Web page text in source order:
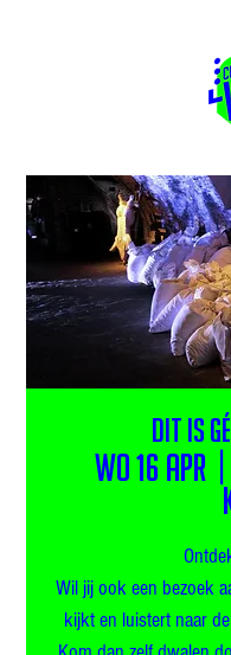
Dit is
wo 16 apr
Wil jij ook een bezoek
kijkt en luistert naar